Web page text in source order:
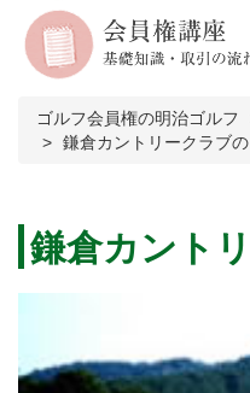
ゴルフ会員権の明治ゴルフ
鎌倉カントリークラブ
鎌倉カント